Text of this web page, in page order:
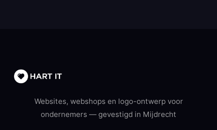
Websites, webshops en logo-ontwerp voor
ondernemers — gevestigd in Mijdrecht